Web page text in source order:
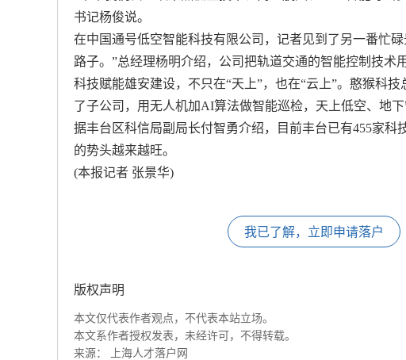
书记杨俊说。
在中国通号低空智能科技有限公司，记者见到了另一番忙
路子。”总经理杨明介绍，公司把轨道交通的智能控制技术
科技赋能雄安建设，不只在“天上”，也在“云上”。憨猴科
了子公司，用无人机加AI算法做智能巡检，天上低空、地
据丰台区科信局副局长付智勇介绍，目前丰台已有455家
的势头越来越旺。
(本报记者 张景华)
我已了解，立即申请落户
版权声明
本文仅代表作者观点，不代表本站立场。
本文系作者授权发表，未经许可，不得转载。
来源：
上海人才落户网